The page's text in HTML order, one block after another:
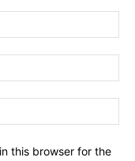
this browser for the